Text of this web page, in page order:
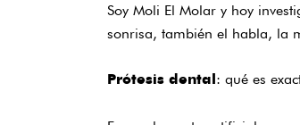
Soy Moli El Molar y hoy
sonrisa, también el habla, la
Prótesis dental: qué es